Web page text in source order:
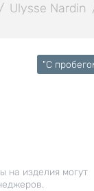
/ Ulysse Nardin
"C
на изделия могут